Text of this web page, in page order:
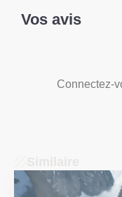
Vos avis
Connectez-